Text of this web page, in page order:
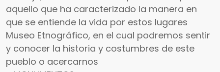
aquello que ha caracterizado la manera en
que se entiende la vida por estos lugares
Museo Etnográfico, en el cual podremos sentir
y conocer la historia y costumbres de este
pueblo o acercarnos